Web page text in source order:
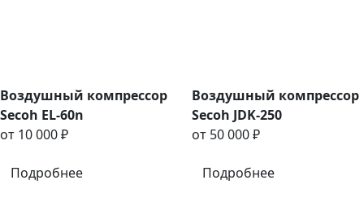
Воздушный компрессор
Secoh EL-60n
от 10 000 ₽
Подробнее
Воздушный компрессор
Secoh JDK-250
от 50 000 ₽
Подробнее